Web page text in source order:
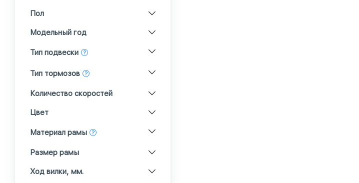
Пол
Модельный год
Тип подвески
Тип тормозов
Количество скоростей
Цвет
Материал рамы
Размер рамы
Ход вилки, мм.